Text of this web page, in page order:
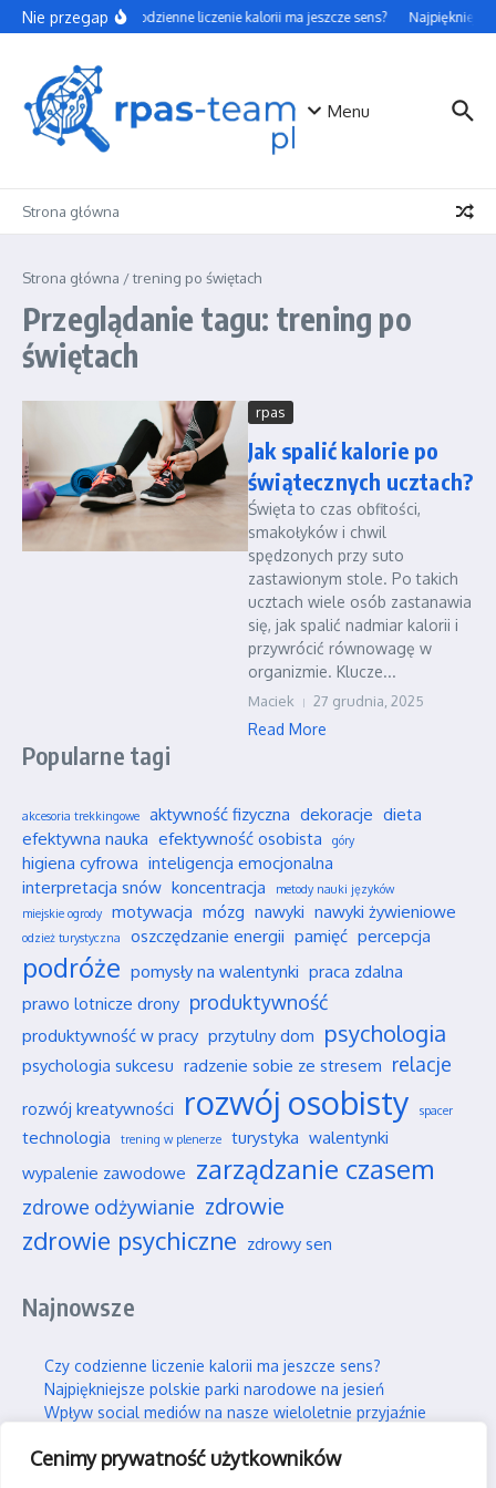
Cenimy prywatność użytkowników
Przejdź do treści
Nie przegapCzy codzienne liczenie kalorii ma jeszcze sens?
Menu
Strona główna
Strona główna /trening po świętach
Przeglądanie tagu: trening po
świętach
rpas
Jak spalić kalorie po
świątecznych ucztach?
Święta to czas obfitości,
smakołyków i chwil
spędzonych przy suto
zastawionym stole. Po takich
ucztach wiele osób zastanawia
się, jak spalić nadmiar kalorii i
przywrócić równowagę w
organizmie. Klucze...
Maciek 27 grudnia, 2025
Read More
Popularne tagi
akcesoria trekkingowe aktywność fizyczna dekoracje dieta
efektywna nauka efektywność osobista góry
higiena cyfrowa inteligencja emocjonalna
interpretacja snów koncentracja
metody nauki języków
miejskie ogrody
motywacja mózg nawyki nawyki żywieniowe
odzież turystyczna oszczędzanie energii pamięć percepcja
podróże pomysły na walentynki praca zdalna
prawo lotnicze drony produktywność
produktywność w pracy przytulny dom psychologia
psychologia sukcesu radzenie sobie ze stresem relacje
rozwój kreatywności rozwój osobisty spacer
technologia trening w plenerze turystyka walentynki
wypalenie zawodowe zarządzanie czasem
zdrowe odżywianie zdrowie
zdrowie psychiczne zdrowy sen
Najnowsze
Czy codzienne liczenie kalorii ma jeszcze sens?
Najpiękniejsze polskie parki narodowe na jesień
Wpływ social mediów na nasze wieloletnie przyjaźnie
Jak skutecznie wspierać swojego partnera w silnym stresie?